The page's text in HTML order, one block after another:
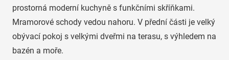
prostorná moderní kuchyně s funkčními skříňkami.
Mramorové schody vedou nahoru. V přední části je velký
obývací pokoj s velkými dveřmi na terasu, s výhledem na
bazén a moře.